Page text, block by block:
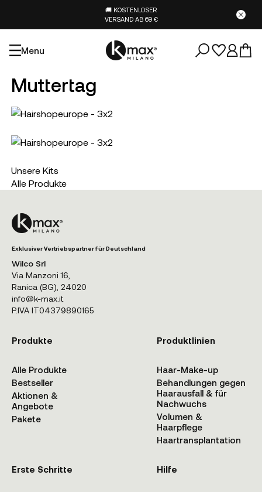
🚚 KOSTENLOSER
VERSAND AB 69 €
Menu
Muttertag
Unsere Kits
Alle Produkte
Exklusiver Vertriebspartner für Deutschland
Wilco Srl
Via Manzoni 16,
Ranica (BG), 24020
info@k-max.it
P.IVA IT04379890165
Produkte
Alle Produkte
Bestseller
Aktionen &
Angebote
Pakete
Produktlinien
Haar-Make-up
Behandlungen gegen
Haarausfall & für
Nachwuchs
Volumen &
Haarpflege
Haartransplantation
Erste Schritte Hilfe